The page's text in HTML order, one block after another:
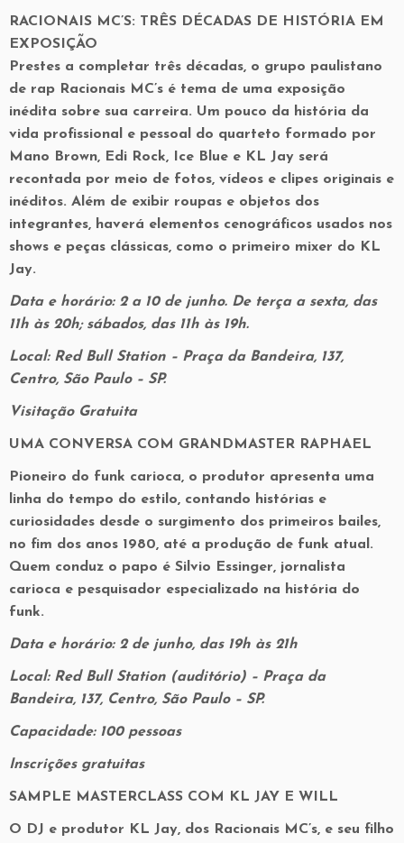
RACIONAIS MC’S: TRÊS DÉCADAS DE HISTÓRIA EM
EXPOSIÇÃO
Prestes a completar três décadas, o grupo paulistano
de rap Racionais MC’s é tema de uma exposição
inédita sobre sua carreira. Um pouco da história da
vida profissional e pessoal do quarteto formado por
Mano Brown, Edi Rock, Ice Blue e KL Jay será
recontada por meio de fotos, vídeos e clipes originais e
inéditos. Além de exibir roupas e objetos dos
integrantes, haverá elementos cenográficos usados nos
shows e peças clássicas, como o primeiro mixer do KL
Jay.
Data e horário: 2 a 10 de junho. De terça a sexta, das
11h às 20h; sábados, das 11h às 19h.
Local: Red Bull Station – Praça da Bandeira, 137,
Centro, São Paulo – SP.
Visitação Gratuita
UMA CONVERSA COM GRANDMASTER RAPHAEL
Pioneiro do funk carioca, o produtor apresenta uma
linha do tempo do estilo, contando histórias e
curiosidades desde o surgimento dos primeiros bailes,
no fim dos anos 1980, até a produção de funk atual.
Quem conduz o papo é Silvio Essinger, jornalista
carioca e pesquisador especializado na história do
funk.
Data e horário: 2 de junho, das 19h às 21h
Local: Red Bull Station (auditório) – Praça da
Bandeira, 137, Centro, São Paulo – SP.
Capacidade: 100 pessoas
Inscrições gratuitas
SAMPLE MASTERCLASS COM KL JAY E WILL
O DJ e produtor KL Jay, dos Racionais MC’s, e seu filho